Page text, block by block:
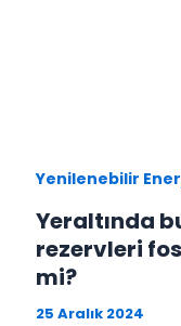
Yenilenebilir
Yeraltında
rezervleri
mi?
25 Aralık 2024